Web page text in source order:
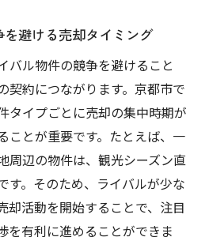
避ける売却タイミング
バル物件の競争を避けること
契約につながります。京都市で
タイプごとに売却の集中時期が
ことが重要です。たとえば、一
周辺の物件は、観光シーズン直
す。そのため、ライバルが少な
却活動を開始することで、注目
を有利に進めることができま